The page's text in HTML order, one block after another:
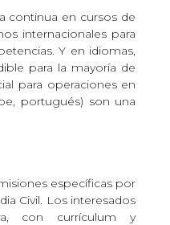
continua en cursos de
internacionales para
Y en idiomas,
para la mayoría de
para operaciones en
portugués) son una
específicas por
Civil. Los interesados
con currículum y